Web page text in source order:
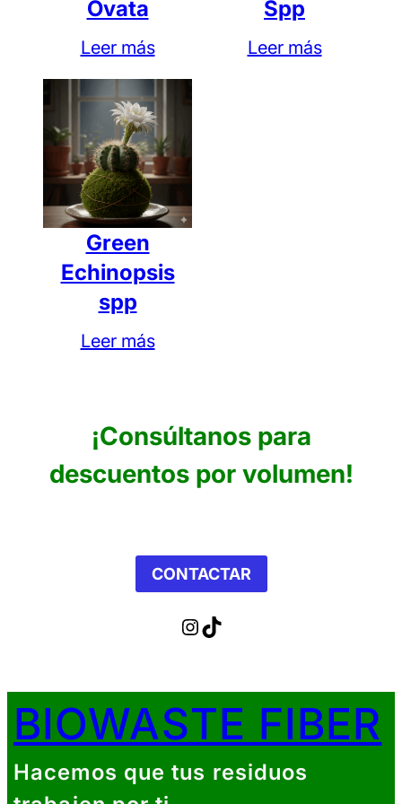
Nombre*
Correo electrónico
Guarda mi nombre, correo electrónico y web
en este navegador para la próxima vez que
comente.
Ovata
Leer más
Spp
Leer más
Green
Echinopsis
spp
Leer más
¡Consúltanos para
descuentos por volumen!
CONTACTAR
Instagram
TikTok
BIOWASTE FIBER
Hacemos que tus residuos